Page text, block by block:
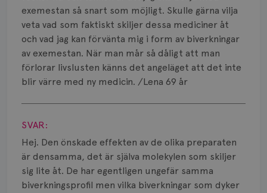
exemestan så snart som möjligt. Skulle gärna vilja
veta vad som faktiskt skiljer dessa mediciner åt
och vad jag kan förvänta mig i form av biverkningar
av exemestan. När man mår så dåligt att man
förlorar livslusten känns det angeläget att det inte
blir värre med ny medicin. /Lena 69 år
Visa svar
SVAR:
Hej. Den önskade effekten av de olika preparaten
är densamma, det är själva molekylen som skiljer
sig lite åt. De har egentligen ungefär samma
biverkningsprofil men vilka biverkningar som dyker
Typ av bröstcancer
Smärta
Prognos
Risker
Spridd bröstcancer
Strålning
Vätska